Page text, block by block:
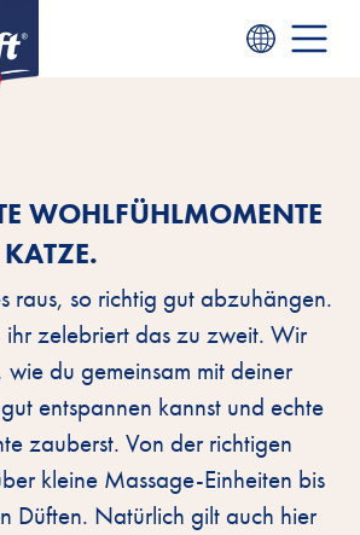
WOHLFÜHLMOMENTE
raus, so richtig gut abzuhängen.
ihr zelebriert das zu zweit. Wir
du gemeinsam mit deiner
entspannen kannst und echte
zauberst. Von der richtigen
kleine Massage-Einheiten bis
Düften. Natürlich gilt auch hier